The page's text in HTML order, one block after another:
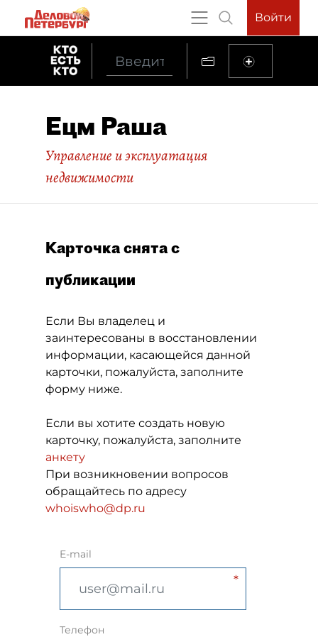
Войти
Ецм Раша
Управление и эксплуатация
недвижимости
Карточка снята с
публикации
Если Вы владелец и
заинтересованы в восстановлении
информации, касающейся данной
карточки, пожалуйста, заполните
форму ниже.
Если вы хотите создать новую
карточку, пожалуйста, заполните
анкету
При возникновении вопросов
обращайтесь по адресу
whoiswho@dp.ru
E-mail
Телефон